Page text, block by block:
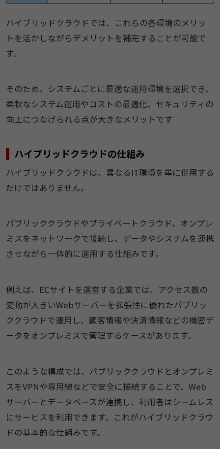
ハイブリッドクラウドでは、これらの各環境のメリッ
トを活かしながらデメリットを補完することが可能で
す。
そのため、システムごとに最適な運用環境を選択でき、
柔軟なシステム運用やコストの最適化、セキュリティの
向上につなげられる点が大きなメリットです
ハイブリッドクラウドの仕組み
ハイブリッドクラウドは、異なるIT環境を単に併用する
だけではありません。
パブリッククラウドやプライベートクラウド、オンプレ
ミスをネットワークで接続し、データやシステムを連携
させながら一体的に運用する仕組みです。
例えば、ECサイトを運営する企業では、アクセス数の
変動が大きいWebサーバーを拡張性に優れたパブリッ
ククラウドで運用し、顧客情報や決済情報などの機密デ
ータをオンプレミスで管理するケースがあります。
このような構成では、パブリッククラウドとオンプレミ
スをVPNや専用線などで安全に接続することで、Web
サーバーとデータベースが連携し、利用者はシームレス
にサービスを利用できます。これがハイブリッドクラウ
ドの基本的な仕組みです。